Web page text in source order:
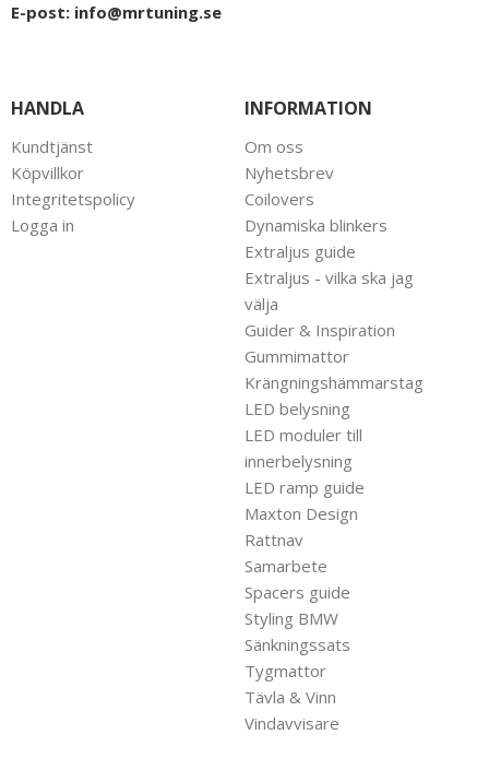
E-post: info@mrtuning.se
HANDLA
Kundtjänst
Köpvillkor
Integritetspolicy
Logga in
INFORMATION
Om oss
Nyhetsbrev
Coilovers
Dynamiska blinkers
Extraljus guide
Extraljus - vilka ska jag
välja
Guider & Inspiration
Gummimattor
Krängningshämmarstag
LED belysning
LED moduler till
innerbelysning
LED ramp guide
Maxton Design
Rattnav
Samarbete
Spacers guide
Styling BMW
Sänkningssats
Tygmattor
Tävla & Vinn
Vindavvisare